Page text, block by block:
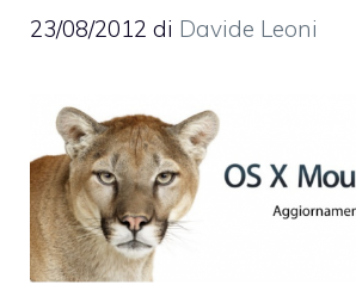
23/08/2012 di Davide Leoni